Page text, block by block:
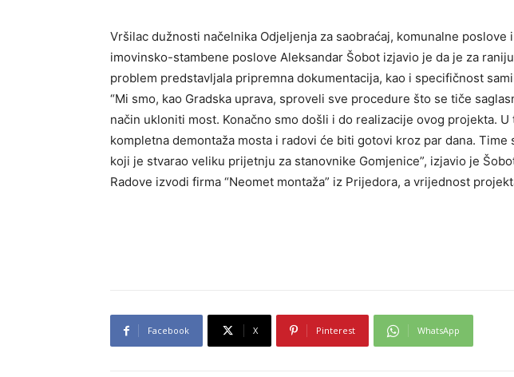
Vršilac dužnosti načelnika Odjeljenja za saobraćaj, komunalne
imovinsko-stambene poslove Aleksandar Šobot izjavio je da je za
problem predstavljala pripremna dokumentacija, kao i specifičnost
“Mi smo, kao Gradska uprava, sproveli sve procedure što se tiče
način ukloniti most. Konačno smo došli i do realizacije ovog projekta.
kompletna demontaža mosta i radovi će biti gotovi kroz par dana. Time
koji je stvarao veliku prijetnju za stanovnike Gomjenice”, izjavio je
Radove izvodi firma “Neomet montaža” iz Prijedora, a vrijednost
Facebook X Pinterest WhatsApp